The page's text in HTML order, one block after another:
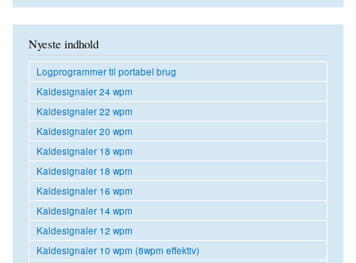
Nyeste indhold
Logprogrammer til portabel brug
Kaldesignaler 24 wpm
Kaldesignaler 22 wpm
Kaldesignaler 20 wpm
Kaldesignaler 18 wpm
Kaldesignaler 18 wpm
Kaldesignaler 16 wpm
Kaldesignaler 14 wpm
Kaldesignaler 12 wpm
Kaldesignaler 10 wpm (8wpm effektiv)